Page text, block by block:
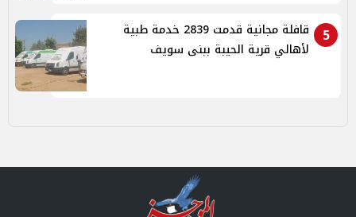
5
قافلة مجانية قدمت 2839 خدمة طبية
لأهالي قرية الحيبة ببنى سويف